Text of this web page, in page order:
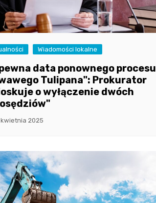
Wiadomości lokalne
data ponownego procesu
Tulipana": Prokurator
o wyłączenie dwóch
kwietnia 2025